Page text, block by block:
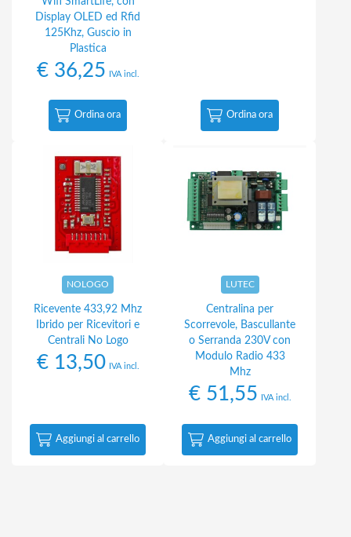
Display OLED ed Rfid
125Khz, Guscio in
Plastica
€36,25 IVA incl.
Ordina ora Ordina ora
NOLOGO
Ricevente 433,92 Mhz
Ibrido per Ricevitori e
Centrali No Logo
€13,50 IVA incl.
Aggiungi al carrello
LUTEC
Centralina per
Scorrevole, Bascullante
o Serranda 230V con
Modulo Radio 433
Mhz
€51,55 IVA incl.
Aggiungi al carrello